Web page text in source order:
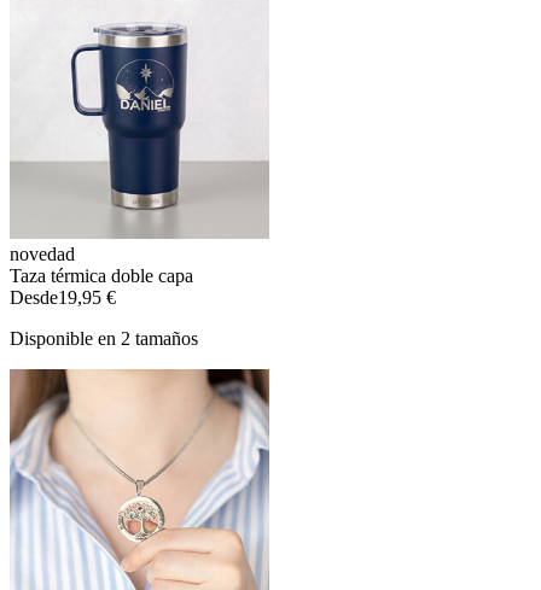
novedad
Taza térmica doble capa
Desde19,95 €
Disponible en 2 tamaños